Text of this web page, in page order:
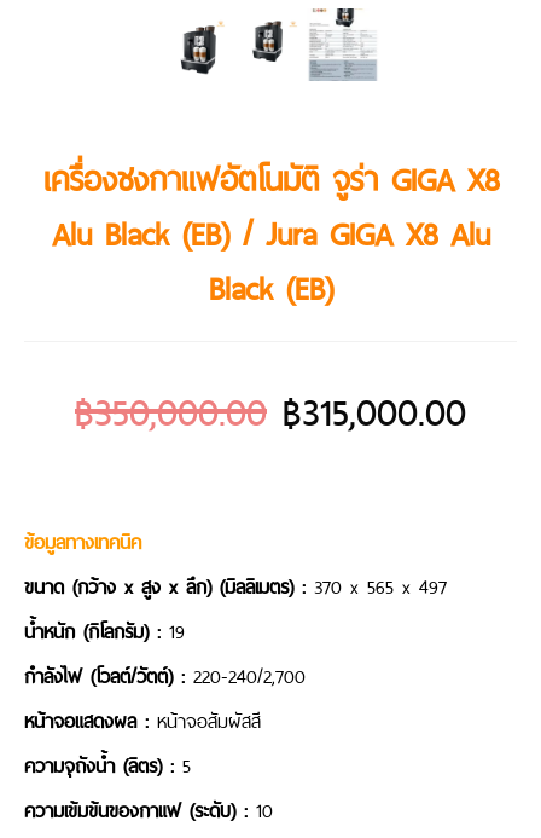
เครื่องชงกาแฟอัตโนมัติ จูร่า GIGA X8
Alu Black (EB) / Jura GIGA X8 Alu
Black (EB)
฿350,000.00 ฿315,000.00
ข้อมูลทางเทคนิค
ขนาด (กว้าง x สูง x ลึก) (มิลลิเมตร) : 370 x 565 x 497
น้ำหนัก (กิโลกรัม) : 19
กำลังไฟ (โวลต์/วัตต์) : 220-240/2,700
หน้าจอแสดงผล : หน้าจอสัมผัสสี
ความจุถังน้ำ (ลิตร) : 5
ความเข้มข้นของกาแฟ (ระดับ) : 10